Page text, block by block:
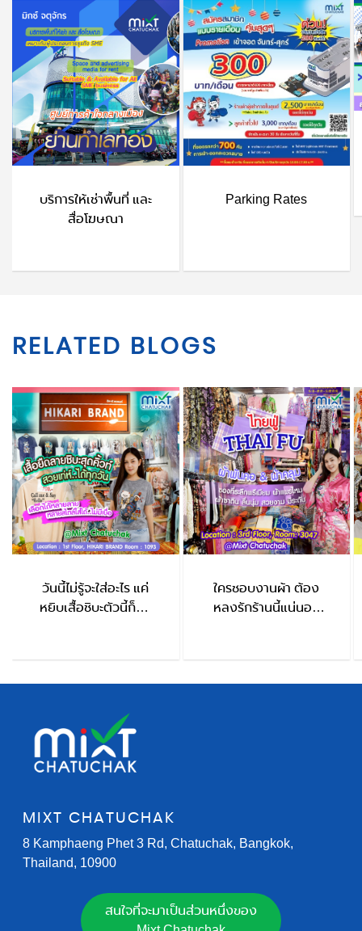
บริการให้เช่าพื้นที่ และ
สื่อโฆษณา
Parking Rates
RELATED BLOGS
วันนี้ไม่รู้จะใส่อะไร แค่
หยิบเสื้อชิบะตัวนี้ก็จบ
ใครชอบงานผ้า ต้อง
หลงรักร้านนี้แน่นอน
MIXT CHATUCHAK
8 Kamphaeng Phet 3 Rd, Chatuchak, Bangkok,
Thailand, 10900
สนใจที่จะมาเป็นส่วนหนึ่งของ